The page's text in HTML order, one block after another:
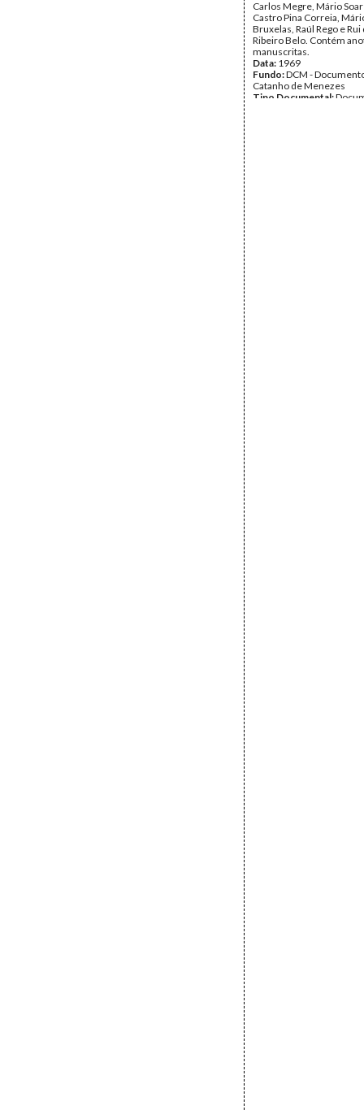
Carlos Megre, Mário
Castro Pina Correia,
Bruxelas, Raúl Rego e
Ribeiro Belo. Contém
manuscritas.
Data: 1969
Fundo:DCM -
Catanho de Menezes
Tipo Documental: